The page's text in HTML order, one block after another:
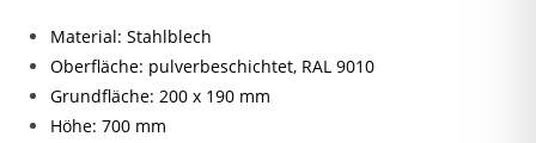
Material: Stahlblech
Oberfläche: pulverbeschichtet, RAL 9010
Grundfläche: 200 x 190 mm
Höhe: 700 mm